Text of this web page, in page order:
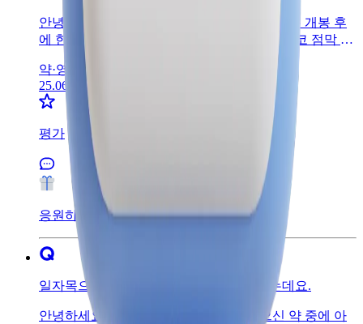
안녕하세요. 전세이 약사입니다.안연고의 경우 개봉 후
에 한달까지 사용하는 것이 좋습니다. 눈이나 코 점막 같
은 곳에 사용하기 때문에 변질이나 오염에 특히 더 주의
해야하며 오염된 안연고 사용시 감염의 위험이 증가할
수 있습니다. 따라서 개봉 후 한달이 지났다면 폐기하시
고 다시 처방을 받아 사용하시는 것이 좋겠습니다~~감
사합니다~~
약·영양제 /
25.06.26
평가
응원하기
일자목으로 인한 불편함으로 약처방받았는데요.
안녕하세요. 전세이 약사입니다.처방받으신 약 중에 아